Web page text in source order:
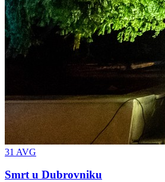
31 AVG
Smrt u Dubrovniku